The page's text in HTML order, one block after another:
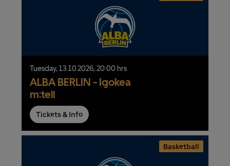
Tuesday,13.10.2026,20:00 hrs
ALBA BERLIN - Igokea
m:tell
Tickets & Info
Basketball